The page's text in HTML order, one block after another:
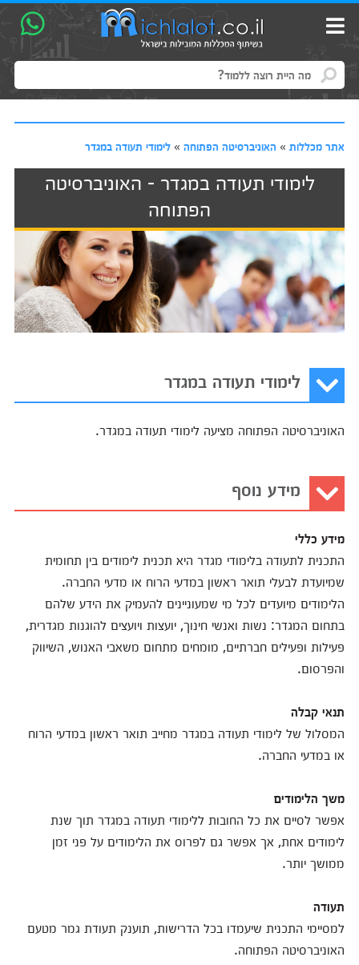
אתר מכללות» האוניברסיטה הפתוחה» לימודי תעודה במגדר
לימודי תעודה במגדר - האוניברסיטה
הפתוחה
לימודי תעודה במגדר
האוניברסיטה הפתוחה מציעה לימודי תעודה במגדר.
מידע נוסף
מידע כללי
התכנית לתעודה בלימודי מגדר היא תכנית לימודים בין תחומית
שמיועדת לבעלי תואר ראשון במדעי הרוח או מדעי החברה.
הלימודים מיועדים לכל מי שמעוניינים להעמיק את הידע שלהם
בתחום המגדר: נשות ואנשי חינוך, יועצות ויועצים להוגנות מגדרית,
פעילות ופעילים חברתיים, מומחים מתחום משאבי האנוש, השיווק
והפרסום.
תנאי קבלה
המסלול של לימודי תעודה במגדר מחייב תואר ראשון במדעי הרוח
או במדעי החברה.
משך הלימודים
אפשר לסיים את כל החובות ללימודי תעודה במגדר תוך שנת
לימודים אחת, אך אפשר גם לפרוס את הלימודים על פני זמן
ממושך יותר.
תעודה
למסיימי התכנית שיעמדו בכל הדרישות, תוענק תעודת גמר מטעם
האוניברסיטה הפתוחה.